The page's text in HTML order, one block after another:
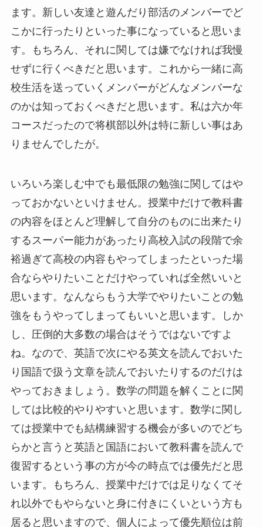
ます。新しい友達と遊んだり部活のメンバーでど
こかに行ったりといった事になっていると思いま
す。もちろん、それに関しては嫌でなければ我慢
せずに行くべきだと思います。これから一緒に高
校生活を送っていくメンバーがどんなメンバーな
のかは知っておくべきだと思います。私は六か年
コースだったので将棋部以外は特に新しい事はあ
りませんでしたが。
いろいろ楽しむ中でも最低限の勉強に関してはや
っておかないといけません。授業中だけで教科書
の内容をほとんど理解して自分のものに出来たり
するスーパー能力があったり高校入試の段階で余
裕過ぎて高校の内容もやってしまったといった場
合ならやりたいことだけやっていれば全然いいと
思います。なんならもう大学でやりたいことの勉
強をもうやってしまってもいいと思います。しか
し、圧倒的大多数の場合はそうではないですよ
ね。なので、英語で次にやる英文を読んでおいた
り国語で扱う文章を読んでおいたりするのだけは
やっておきましょう。数学の問題を解くことに関
しては比較的やりやすいと思います。数学に関し
ては授業中でも結構練習する機会が多いのでどち
らかと言うと英語と国語において教科書を読んで
復習するという事の方が今の時点では優先だと思
います。もちろん、授業中だけでは足りなくてそ
れ以外でもやらないと身に付きにくいという方も
居ると思いますので、個人によって優先順位は前